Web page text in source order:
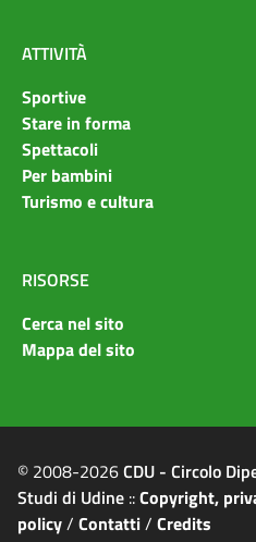
ATTIVITÀ
Sportive
Stare in forma
Spettacoli
Per bambini
Turismo e cultura
RISORSE
Cerca nel sito
Mappa del sito
© 2008-2026CDU - Circolo
Studi di Udine ::Copyright,
policy/ Contatti/ Credits